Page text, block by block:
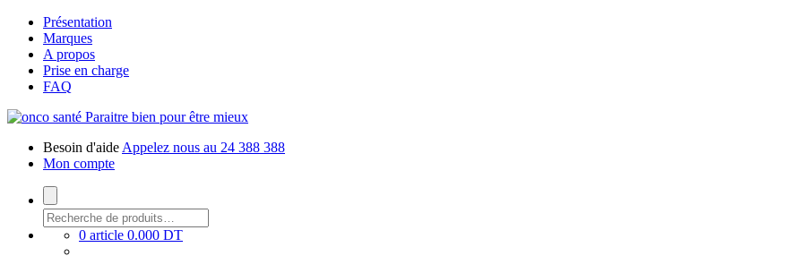
Présentation
Marques
A propos
Prise en charge
FAQ
Paraitre bien pour être mieux
Besoin d'aide Appelez nous au 24 388 388
Mon compte
0 article 0.000 DT